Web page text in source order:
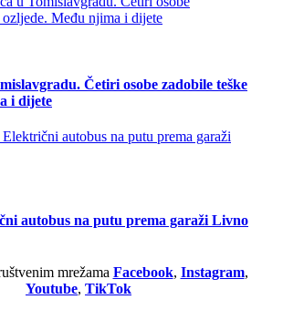
Četiri osobe zadobile teške
i dijete
autobus na putu prema garaži Livno
mrežama Facebook, Instagram,
Youtube, TikTok